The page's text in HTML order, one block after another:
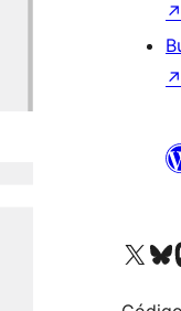
↗
↗
Acessar nossa conta
Acessar